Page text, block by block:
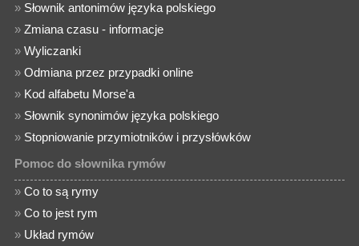
» Słownik antonimów języka polskiego
»Zmiana czasu - informacje
»Wyliczanki
»Odmiana przez przypadki online
» Kod alfabetu Morse'a
» Słownik synonimów języka polskiego
» Stopniowanie przymiotników i przysłówków
Pomoc do słownika rymów
»Co to są rymy
»Co to jest rym
» Układ rymów